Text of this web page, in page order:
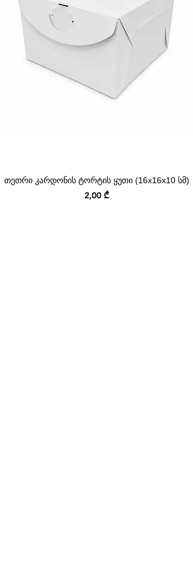
თეთრი კარდონის ტორტის ყუთი (16x16x10 სმ)
Price
2,00 ₾